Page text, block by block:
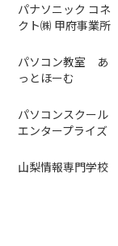
パナソニック コネ
クト㈱ 甲府事業所
パソコン教室 あ
っとほーむ
パソコンスクール
エンタープライズ
山梨情報専門学校